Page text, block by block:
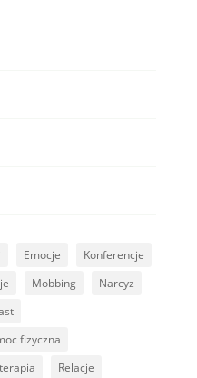
Emocje
Konferencje
Mobbing
Narcyz
fizyczna
Relacje